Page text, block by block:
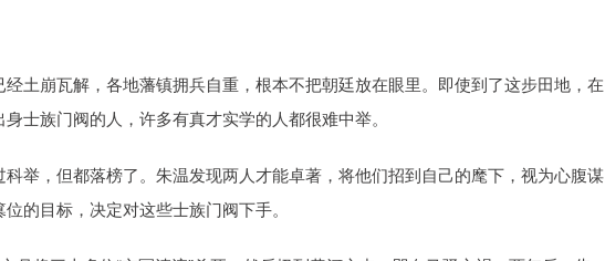
土崩瓦解，各地藩镇拥兵自重，根本不把朝廷放在眼里。即使到了这步田地，在
士族门阀的人，许多有真才实学的人都很难中举。
举，但都落榜了。朱温发现两人才能卓著，将他们招到自己的麾下，视为心腹谋
的目标，决定对这些士族门阀下手。